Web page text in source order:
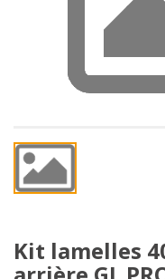
Kit lamelles